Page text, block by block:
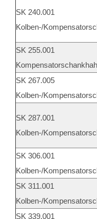
SK 240.001
Kolben-/
SK 255.001
SK 267.005
Kolben-/
SK 287.001
Kolben-/
SK 306.001
Kolben-/
SK 311.001
Kolben-/
SK 339.001